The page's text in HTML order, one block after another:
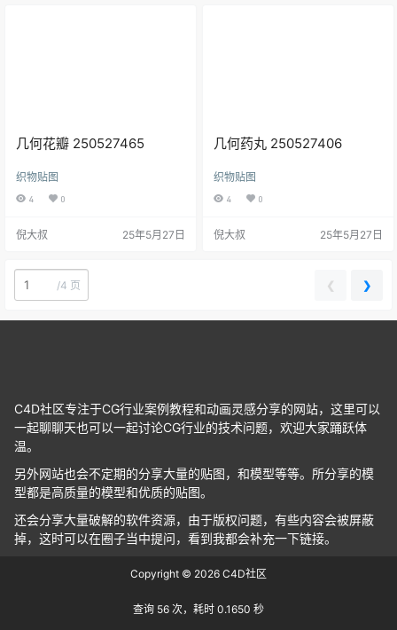
几何花瓣 250527465
织物贴图
4 0
倪大叔 25年5月27日
几何药丸 250527406
织物贴图
4 0
倪大叔 25年5月27日
/4 页 ❮ ❯
C4D社区专注于CG行业案例教程和动画灵感分享的网站，这里可以
一起聊聊天也可以一起讨论CG行业的技术问题，欢迎大家踊跃体
温。
另外网站也会不定期的分享大量的贴图，和模型等等。所分享的模
型都是高质量的模型和优质的贴图。
还会分享大量破解的软件资源，由于版权问题，有些内容会被屏蔽
掉，这时可以在圈子当中提问，看到我都会补充一下链接。
Copyright © 2026 C4D社区
查询 56 次，耗时 0.1650 秒